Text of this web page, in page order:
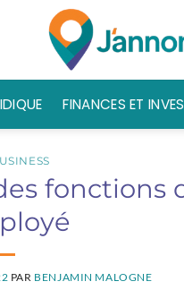
FINANCES ET
fonctions
PAR BENJAMIN MALOGNE